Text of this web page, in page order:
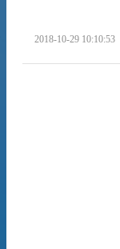
2018-10-29 10:10:53